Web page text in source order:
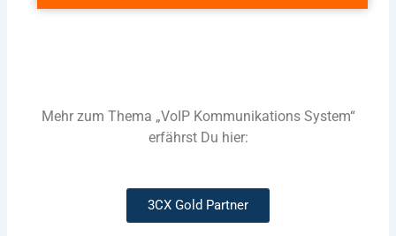
Mehr zum Thema „VoIP Kommunikations System“
erfährst Du hier:
3CX Gold Partner